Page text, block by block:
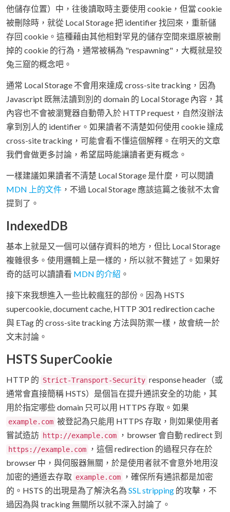
他儲存位置）中，往後讀取時主要使用 cookie，但當 cookie
被刪除時，就從 Local Storage 把 identifier 找回來，重新儲
存回 cookie。這種藉由其他相對罕見的儲存空間來還原被刪
掉的 cookie 的行為，通常被稱為 "respawning"，大概就是狡
兔三窟的概念吧。
通常 Local Storage 不會用來達成 cross-site tracking，因為
Javascript 既無法讀到別的 domain 的 Local Storage 內容，其
內容也不會被瀏覽器自動帶入於 HTTP request，自然沒辦法
拿到別人的 identifier。如果讀者不清楚如何使用 cookie 達成
cross-site tracking，可能會看不懂這個解釋。在明天的文章
我們會做更多討論，希望屆時能讓讀者更有概念。
一樣建議如果讀者不清楚 Local Storage 是什麼，可以閱讀
MDN 上的文件 ，不過 Local Storage 應該這篇之後就不太會
提到了。
IndexedDB
基本上就是又一個可以儲存資料的地方，但比 Local Storage
複雜很多。使用邏輯上是一樣的，所以就不贅述了。如果好
奇的話可以讀讀看 MDN 的介紹 。
接下來我想進入一些比較瘋狂的部份。因為 HSTS
supercookie, document cache, HTTP 301 redirection cache
與 ETag 的 cross-site tracking 方法與防禦一樣，故會統一於
文末討論。
HSTS SuperCookie
HTTP 的 Strict-Transport-Security response header（或
通常會直接簡稱 HSTS）是個旨在提升通訊安全的功能，其
用於指定哪些 domain 只可以用 HTTPS 存取。如果
example.com 被登記為只能用 HTTPS 存取，則如果使用者
嘗試造訪 http://example.com ，browser 會自動 redirect 到
https://example.com
，這個 redirection 的過程只存在於
browser 中，與伺服器無關，於是使用者就不會意外地用沒
加密的通道去存取 example.com
，確保所有通訊都是加密
的。HSTS 的出現是為了解決名為 SSL stripping 的攻擊，不
過因為與 tracking 無關所以就不深入討論了。